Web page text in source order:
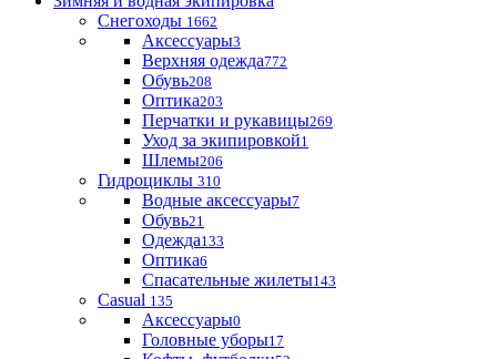
Снегоходы 1662
Аксессуары3
Верхняя одежда772
Обувь208
Оптика203
Перчатки и рукавицы269
Уход за экипировкой1
Шлемы206
Гидроциклы 310
Водные аксессуары7
Обувь21
Одежда133
Оптика6
Спасательные жилеты143
Casual 135
Аксессуары0
Головные уборы17